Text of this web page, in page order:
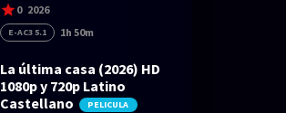
0 2026
E-AC3 5.1 1h 50m
La última casa (2026) HD
1080p y 720p Latino
Castellano
PELICULA